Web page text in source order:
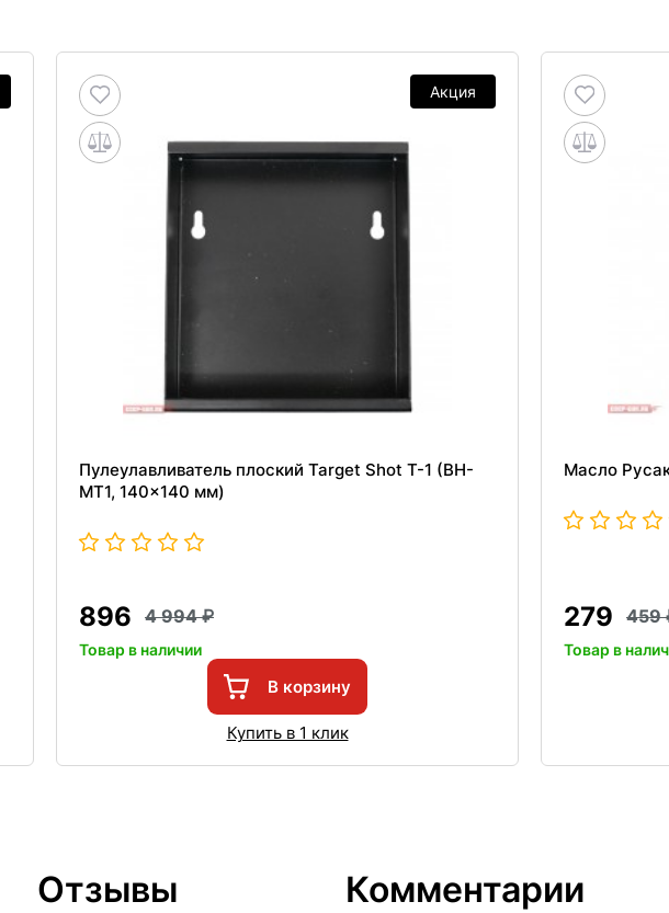
Акция
Пулеулавливатель плоский Target Shot T-1 (BH-
MT1, 140x140 мм)
896 4 994
Товар в наличии
В корзину
Купить в 1 клик
Масло
279 459
Товар в
Отзывы Комментарии